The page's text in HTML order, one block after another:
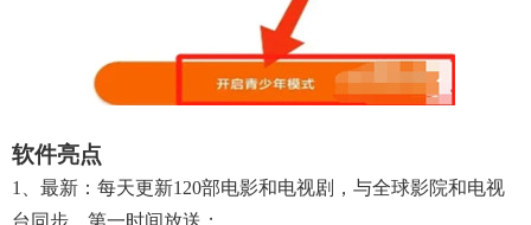
软件亮点
1、最新：每天更新120部电影和电视剧，与全球影院和电视
台同步，第一时间放送；